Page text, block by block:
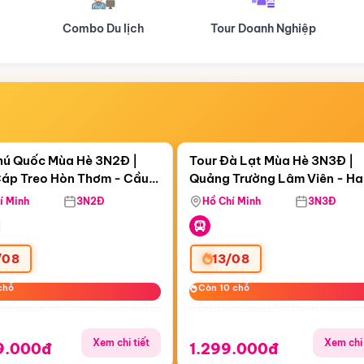
Tour Doanh Nghiệp Du lịch Hành Hương
07:48:50
Treo Hòn Thơm
Quốc Mùa Hè 3N2Đ |
Treo Hòn Thơm - Cầu
Viên Nước Aquatopia
Minh 3N2Đ
Xem chi tiết
Còn06 ngày 07:48:50
Tour Đà Lạt Mùa Hè 3N3Đ |
Quảng Trường Lâm Viên -
Hill - Puppy Farm
Hồ Chí Minh 3N3Đ
13/08
Còn 10 chỗ
Còn 10 chỗ
1.299.000đ Xem